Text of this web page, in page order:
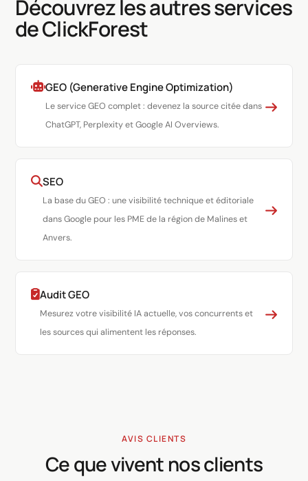
Découvrez les autres services
de ClickForest
GEO (Generative Engine Optimization)
Le service GEO complet : devenez la source citée dans
ChatGPT, Perplexity et Google AI Overviews.
SEO
La base du GEO : une visibilité technique et éditoriale
dans Google pour les PME de la région de Malines et
Anvers.
Audit GEO
Mesurez votre visibilité IA actuelle, vos concurrents et
les sources qui alimentent les réponses.
AVIS CLIENTS
Ce que vivent nos clients